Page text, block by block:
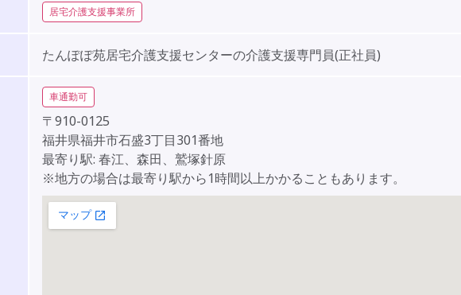
居宅介護支援事業所
たんぽぽ苑居宅介護支援センターの介護支援専門員(正社員)
車通勤可
〒910-0125
福井県福井市石盛3丁目301番地
最寄り駅: 春江、森田、鷲塚針原
※地方の場合は最寄り駅から1時間以上かかることもあります。